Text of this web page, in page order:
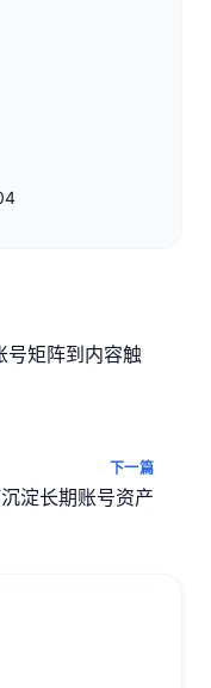
矩阵到内容触
下一篇
淀长期账号资产